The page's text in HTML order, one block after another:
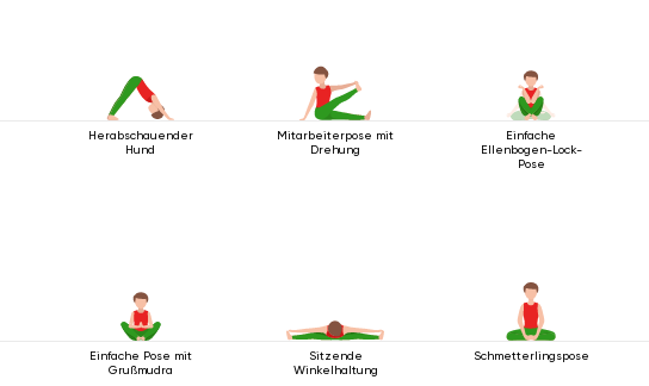
Herabschauender
Hund
Mitarbeiterpose mit
Drehung
Einfache
Ellenbogen-Lock-
Pose
Einfache Pose mit
Grußmudra
Sitzende
Winkelhaltung
Schmetterlingspose